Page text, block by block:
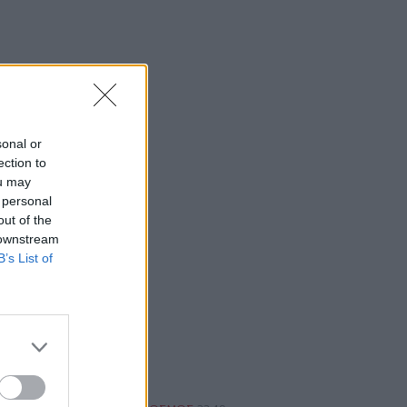
or
to
may
of the
List of
του Μεξικού